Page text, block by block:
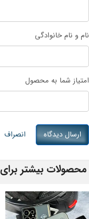
نام و نام خانوادگی
امتیاز شما به محصول
ارسال دیدگاه انصراف
محصولات بیشتر برای